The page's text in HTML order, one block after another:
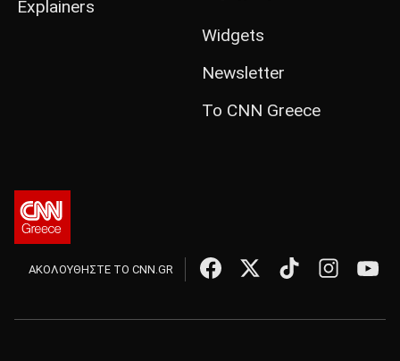
Explainers
Widgets
Newsletter
Το CNN Greece
ΑΚΟΛΟΥΘΗΣΤΕ ΤΟ CNN.GR